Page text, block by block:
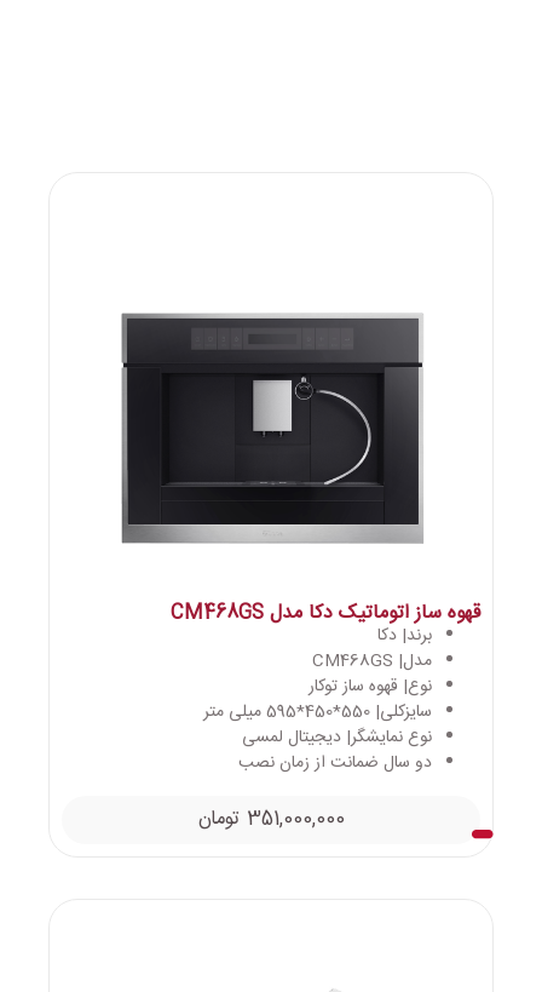
قهوه ساز اتوماتیک دکا مدل CM468GS
برند| دکا
مدل| CM468GS
نوع| قهوه ساز توکار
سایزکلی| 550*450*595 میلی متر
نوع نمایشگر| دیجیتال لمسی
دو سال ضمانت از زمان نصب
351,000,000 تومان